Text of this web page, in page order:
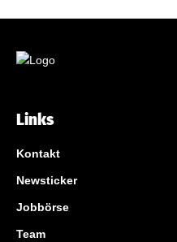
Links
Kontakt
Newsticker
Jobbörse
Team